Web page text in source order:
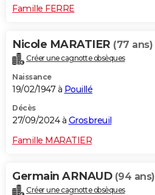
Famille FERRE
Nicole MARATIER (77 ans)
Créer une cagnotte obsèques
Naissance
19/02/1947 à Pouillé
Décès
27/09/2024 à Grosbreuil
Famille MARATIER
Germain ARNAUD (94 ans)
Créer une cagnotte obsèques